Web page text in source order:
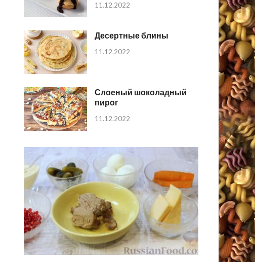
11.12.2022
Десертные блины
11.12.2022
Слоеный шоколадный
пирог
11.12.2022